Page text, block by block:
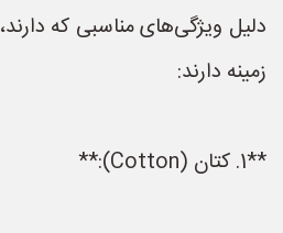
دلیل ویژگی‌های مناسبی که
زمینه دارند:
**1. کتان (Cotton):**